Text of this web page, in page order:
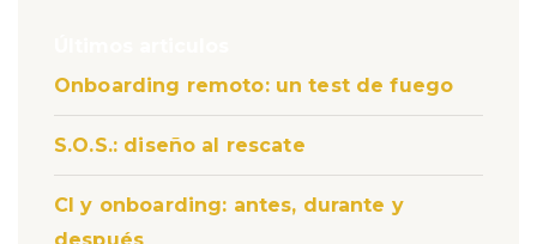
Onboarding remoto: un test de fuego
S.O.S.: diseño al rescate
CI y onboarding: antes, durante y